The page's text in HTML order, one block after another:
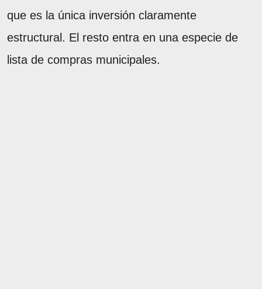
que es la única inversión claramente
estructural. El resto entra en una especie de
lista de compras municipales.